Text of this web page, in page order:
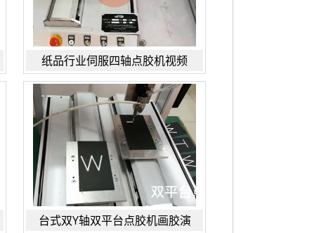
纸品行业伺服四轴点胶机视频
台式双Y轴双平台点胶机画胶演